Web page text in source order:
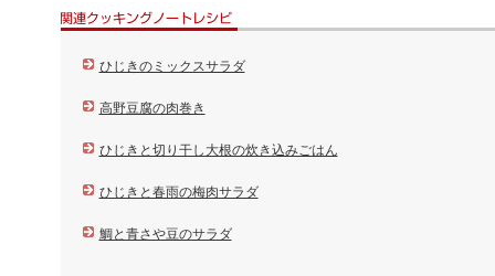
ひじきのミックスサラダ
高野豆腐の肉巻き
ひじきと切り干し大根の炊き込みごはん
ひじきと春雨の梅肉サラダ
鯛と青さや豆のサラダ